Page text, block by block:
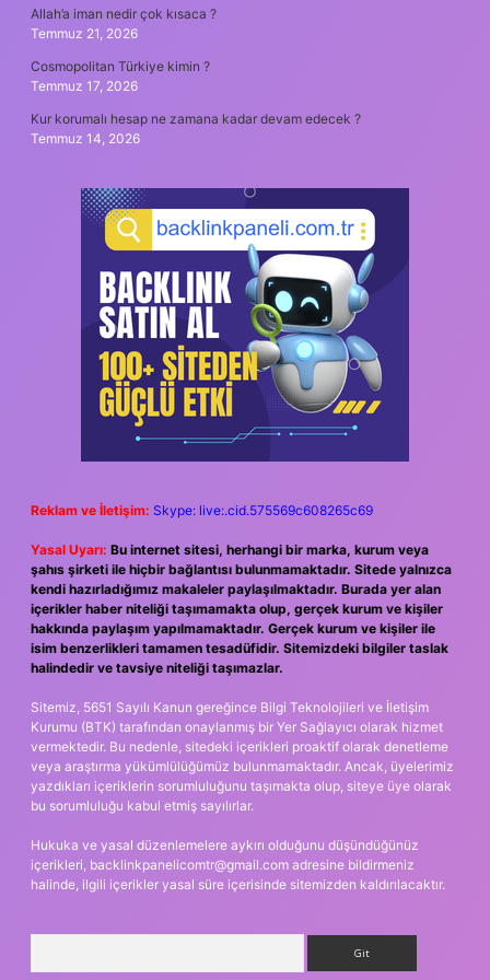
Allah’a iman nedir çok kısaca ?
Temmuz 21, 2026
Cosmopolitan Türkiye kimin ?
Temmuz 17, 2026
Kur korumalı hesap ne zamana kadar devam edecek ?
Temmuz 14, 2026
Reklam ve İletişim: Skype: live:.cid.575569c608265c69
Yasal Uyarı: Bu internet sitesi, herhangi bir marka, kurum veya
şahıs şirketi ile hiçbir bağlantısı bulunmamaktadır. Sitede yalnızca
kendi hazırladığımız makaleler paylaşılmaktadır. Burada yer alan
içerikler haber niteliği taşımamakta olup, gerçek kurum ve kişiler
hakkında paylaşım yapılmamaktadır. Gerçek kurum ve kişiler ile
isim benzerlikleri tamamen tesadüfidir. Sitemizdeki bilgiler taslak
halindedir ve tavsiye niteliği taşımazlar.
Sitemiz, 5651 Sayılı Kanun gereğince Bilgi Teknolojileri ve İletişim
Kurumu (BTK) tarafından onaylanmış bir Yer Sağlayıcı olarak hizmet
vermektedir. Bu nedenle, sitedeki içerikleri proaktif olarak denetleme
veya araştırma yükümlülüğümüz bulunmamaktadır. Ancak, üyelerimiz
yazdıkları içeriklerin sorumluluğunu taşımakta olup, siteye üye olarak
bu sorumluluğu kabul etmiş sayılırlar.
Hukuka ve yasal düzenlemelere aykırı olduğunu düşündüğünüz
içerikleri, backlinkpanelicomtr@gmail.com adresine bildirmeniz
halinde, ilgili içerikler yasal süre içerisinde sitemizden kaldırılacaktır.